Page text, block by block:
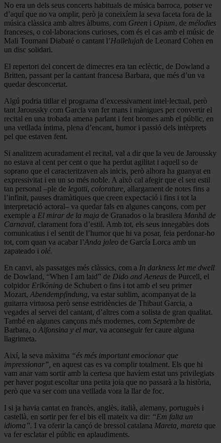
No era un dels seus concerts habituals de música barroca, potser ve
d’aquí que no va omplir, però ja coneixíem la seva faceta fora de la
música clàssica amb altres àlbums, com Green i Opium, de mélodies
franceses, o col·laboracions curioses, com és el cas amb el músic de
Mali Toumani Diabaté o cantant l’Hallelujah de Leonard Cohen en
un disc solidari.
El repertori del concert de dimecres era tan eclèctic, de Dowland a
Britten, passant per la cantant francesa Barbara, que més d’un va
quedar desconcertat.
Algú podria titllar el programa d’excessivament intel·lectual, però
tant Jaroussky com Garcia van fer mans i mànigues per convertir el
recital en una trobada amena parlant i fent bromes amb el públic, en
una vetllada íntima, plena d’encant, humor i passió dels intèrprets
pel que estaven fent.
Si analitzem acuradament el recital, val a dir que la veu de Jaroussky
no estava al cent per cent o que ha perdut agilitat i aquell so de
soprano que el caracteritzaven als inicis, però alhora ha guanyat en
expressivitat i en un so més noble. A això cal afegir que el seu estil
tan personal –ple de legatti, colorature, allargament de notes fins a
l’infinit, pauses dramàtiques que creen expectació i fins i tot la
interpretació actoral– va quedar fals en algunes cançons, com per
exemple a El mirar de la maja de Granados o la brasilera Manhã de
Carnaval, clarament fora d’estil. Amb tot, els seus innegables dots
comunicatius i el sentit de l’humor que hi va posar, feia perdonar-ho
tot, com quan va acabar l’Anda jaleo de García Lorca amb un
zapateado i olé.
En canvi, als passatges més clàssics, com a In darkness let me dwell
de Dowland, “When I am laid” de Dido and Aeneas de Purcell, el
colpidor Erlköning de Schubert o fins i tot amb el seu primer
Mozart, Abendempfindung, va estar sublim, acompanyat de la
guitarra virtuosa però sense estridències de Thibaut Garcia, a
vegades al servei del cantant, d’altres com a solista de gran qualitat.
També en algunes cançons més modernes, com Septembre de
Barbara, o Alfonsina y el mar, va aconseguir fer caure alguna
llagrimeta.
Així, la seva màxima “és més important emocionar que
impressionar”, en aquest cas es va complir totalment. Els que hi
vam anar vam sortir amb la certesa que havíem estat uns privilegiats
per haver pogut escoltar una petita joia que no passarà a la història,
però que va ser com una vetllada vora la llar de foc.
I si ja havia cantat en francès, anglès, italià, alemany, portuguès i
castellà, en sortir per fer el bis ell mateix va dir: “Em falta un
idioma”. I va oferir la cançó de bressol catalana Mareta, mareta que
va fer esclatar el públic en aplaudiments.